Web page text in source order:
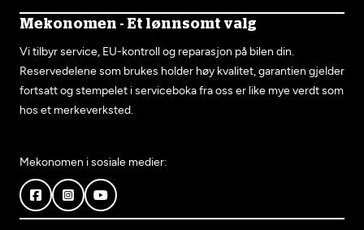
Mekonomen - Et lønnsomt valg
Vi tilbyr service, EU-kontroll og reparasjon på bilen din.
Reservedelene som brukes holder høy kvalitet, garantien gjelder
fortsatt og stempelet i serviceboka fra oss er like mye verdt som
hos et merkeverksted.
Mekonomen i sosiale medier: